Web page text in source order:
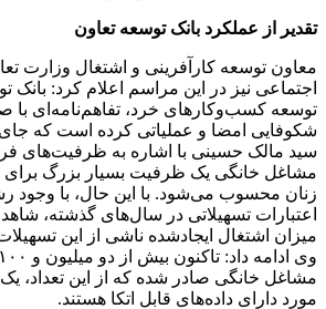
تقدیر از عملکرد بانک توسعه تعاون
معاون توسعه کارآفرینی و اشتغال وزارت
اجتماعی نیز در این مراسم اعلام کرد: بانک
توسعه کسب‌وکارهای خرد، تفاهم‌نامه‌ای با
شکوفایی امضا و عملیاتی کرده است که جای
سید مالک حسینی با اشاره به ظرفیت‌های
مشاغل خانگی یک ظرفیت بسیار بزرگ
زنان محسوب می‌شود. با این حال، با وجود
اعتبارات تسهیلاتی در سال‌های گذشته،
میزان اشتغال ایجادشده ناشی از این
مورد دارای داده‌های قابل اتکا هستند.